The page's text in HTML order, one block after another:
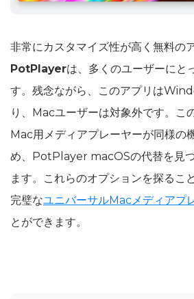
非常にカスタマイズ性が高く無料の
PotPlayerは、多くのユーザーにと
す。残念ながら、このアプリは
り、Macユーザーは対象外です。こ
Mac用メディアプレーヤーが同様の
め、PotPlayer macOSの代替を見
ます。これらのオプションを探るこ
完璧なユニバーサルMacメディアプ
とができます。